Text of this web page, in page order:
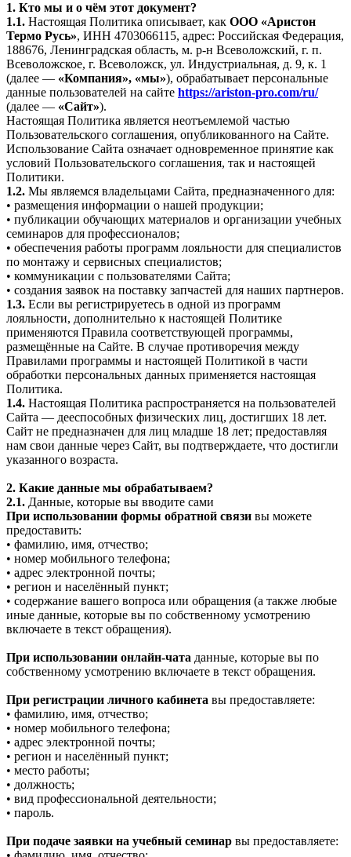
1. Кто мы и о чём этот документ?
1.1. Настоящая Политика описывает, как ООО «Аристон
Термо Русь», ИНН 4703066115, адрес: Российская Федерация,
188676, Ленинградская область, м. р-н Всеволожский, г. п.
Всеволожское, г. Всеволожск, ул. Индустриальная, д. 9, к. 1
(далее — «Компания», «мы»), обрабатывает персональные
данные пользователей на сайте https://ariston-pro.com/ru/
(далее — «Сайт»).
Настоящая Политика является неотъемлемой частью
Пользовательского соглашения, опубликованного на Сайте.
Использование Сайта означает одновременное принятие как
условий Пользовательского соглашения, так и настоящей
Политики.
1.2. Мы являемся владельцами Сайта, предназначенного для:
• размещения информации о нашей продукции;
• публикации обучающих материалов и организации учебных
семинаров для профессионалов;
• обеспечения работы программ лояльности для специалистов
по монтажу и сервисных специалистов;
• коммуникации с пользователями Сайта;
• создания заявок на поставку запчастей для наших партнеров.
1.3. Если вы регистрируетесь в одной из программ
лояльности, дополнительно к настоящей Политике
применяются Правила соответствующей программы,
размещённые на Сайте. В случае противоречия между
Правилами программы и настоящей Политикой в части
обработки персональных данных применяется настоящая
Политика.
1.4. Настоящая Политика распространяется на пользователей
Сайта — дееспособных физических лиц, достигших 18 лет.
Сайт не предназначен для лиц младше 18 лет; предоставляя
нам свои данные через Сайт, вы подтверждаете, что достигли
указанного возраста.
2. Какие данные мы обрабатываем?
2.1. Данные, которые вы вводите сами
При использовании формы обратной связи вы можете
предоставить:
• фамилию, имя, отчество;
• номер мобильного телефона;
• адрес электронной почты;
• регион и населённый пункт;
• содержание вашего вопроса или обращения (а также любые
иные данные, которые вы по собственному усмотрению
включаете в текст обращения).
При использовании онлайн-чата данные, которые вы по
собственному усмотрению включаете в текст обращения.
При регистрации личного кабинета вы предоставляете:
• фамилию, имя, отчество;
• номер мобильного телефона;
• адрес электронной почты;
• регион и населённый пункт;
• место работы;
• должность;
• вид профессиональной деятельности;
• пароль.
При подаче заявки на учебный семинар вы предоставляете: